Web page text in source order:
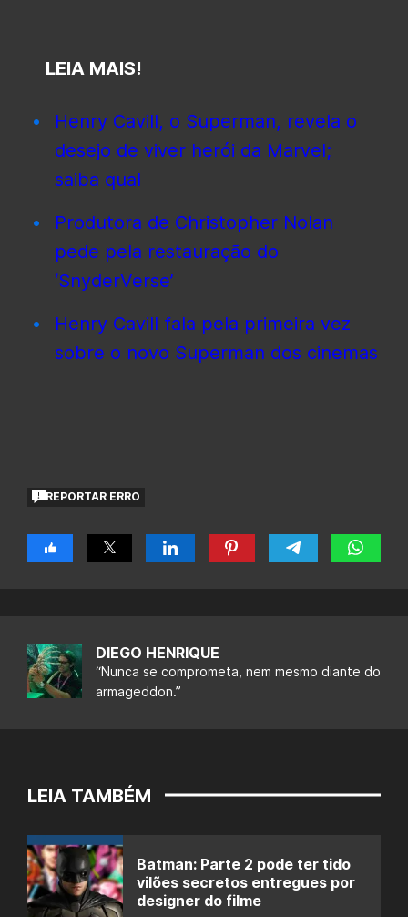
LEIA MAIS!
Henry Cavill, o Superman, revela o
desejo de viver herói da Marvel;
saiba qual
Produtora de Christopher Nolan
pede pela restauração do
‘SnyderVerse’
Henry Cavill fala pela primeira vez
sobre o novo Superman dos cinemas
REPORTAR ERRO
DIEGO HENRIQUE
“Nunca se comprometa, nem mesmo diante do
armageddon.”
LEIA TAMBÉM
Batman: Parte 2 pode ter tido
vilões secretos entregues por
designer do filme